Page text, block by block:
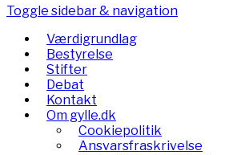
Toggle sidebar & navigation
Værdigrundlag
Bestyrelse
Stifter
Debat
Kontakt
Om gylle.dk
Cookiepolitik
Ansvarsfraskrivelse